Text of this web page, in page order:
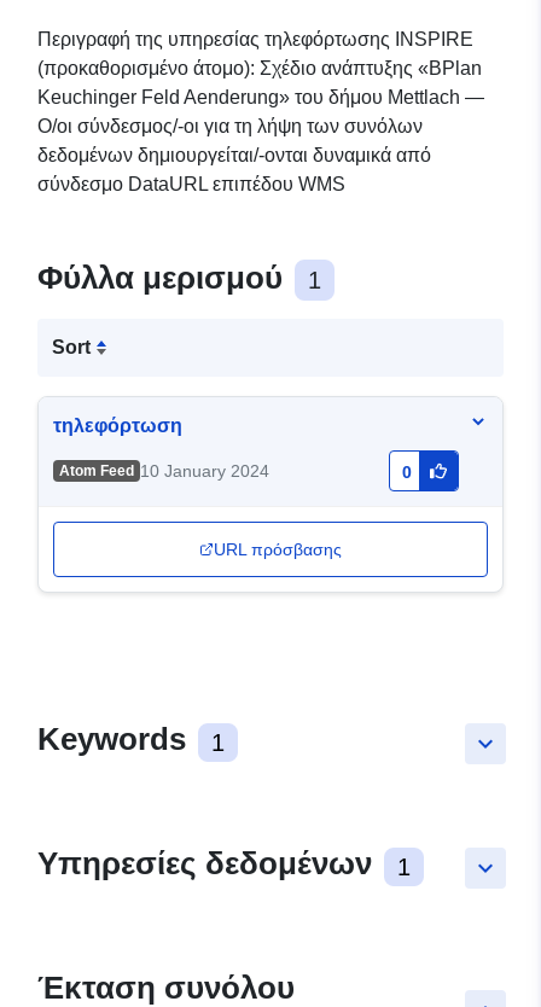
Περιγραφή της υπηρεσίας τηλεφόρτωσης INSPIRE
(προκαθορισμένο άτομο): Σχέδιο ανάπτυξης «BPlan
Keuchinger Feld Aenderung» του δήμου Mettlach —
Ο/οι σύνδεσμος/-οι για τη λήψη των συνόλων
δεδομένων δημιουργείται/-ονται δυναμικά από
σύνδεσμο DataURL επιπέδου WMS
Φύλλα μερισμού 1
Sort
τηλεφόρτωση
Atom Feed 10 January 2024 0
URL πρόσβασης
keyboard_arrow_down
Keywords 1
keyboard_arrow_down
Υπηρεσίες δεδομένων 1
Έκταση συνόλου